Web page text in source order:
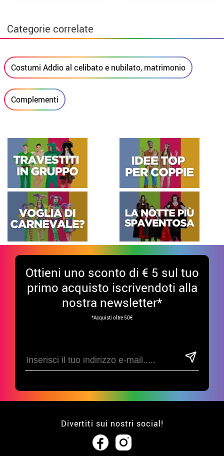
Categorie correlate
Costumi Addio al celibato e nubilato, matrimonio
Complementi
Ottieni uno sconto di € 5 sul tuo
primo acquisto iscrivendoti alla
nostra newsletter*
*Acquisti oltre 50€
Divertiti sui nostri social!